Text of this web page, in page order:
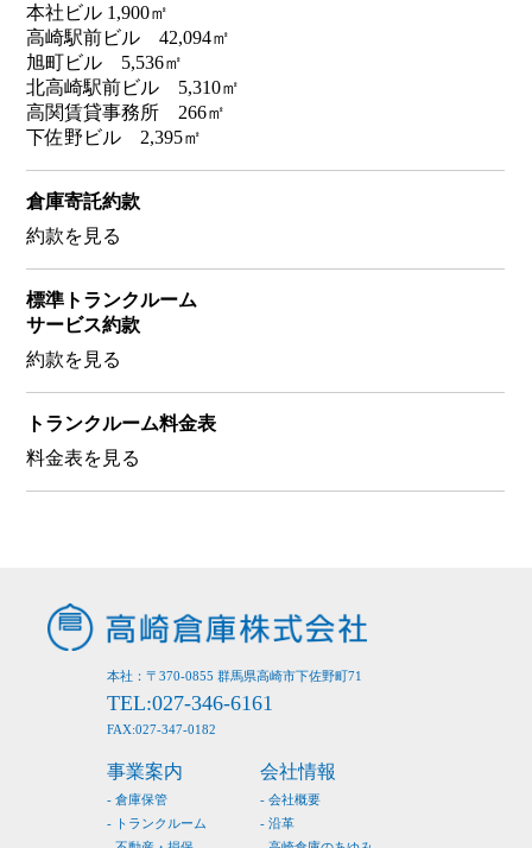
本社ビル 1,900㎡
高崎駅前ビル 42,094㎡
旭町ビル 5,536㎡
北高崎駅前ビル 5,310㎡
高関賃貸事務所 266㎡
下佐野ビル 2,395㎡
倉庫寄託約款
約款を見る
標準トランクルーム
サービス約款
約款を見る
トランクルーム料金表
料金表を見る
本社：〒370-0855 群馬県高崎市下佐野町71
TEL:027-346-6161
FAX:027-347-0182
事業案内
倉庫保管
トランクルーム
会社情報
会社概要
沿革